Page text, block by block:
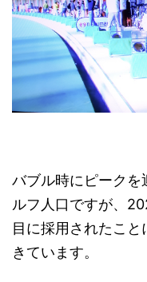
バブル時にピーク
ルフ人口ですが、
目に採用されたこ
きています。